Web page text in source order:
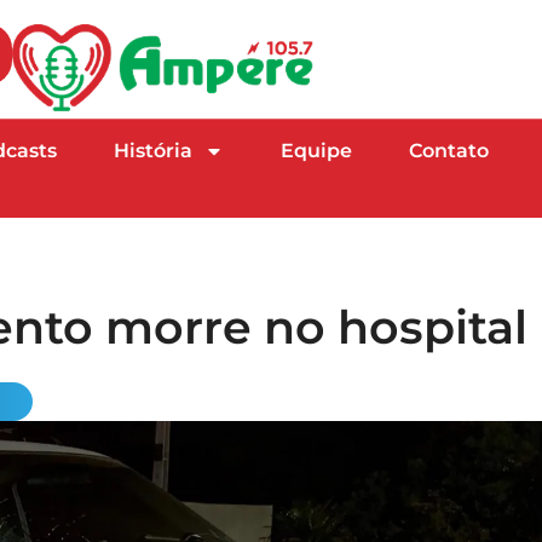
História Equipe Contato
morre no hospital